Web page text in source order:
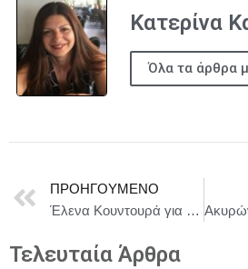
Κατερίνα
Όλα τα άρθρα
ΠΡΟΗΓΟΎΜΕΝΟ
Έλενα Κουντουρά για το μπλακάουτ στο FIR Αθηνών: “Έχω παρέμβει τρεις φορές στην Κομισιόν για να συμμορφωθεί η Ελλάδα με την ευρωπαϊκή νομοθεσία”
Τελευταία Άρθρα